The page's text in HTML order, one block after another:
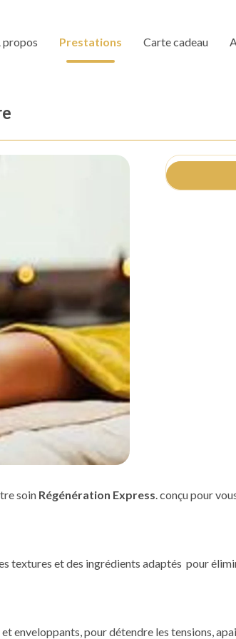
propos Prestations Carte cadeau
soin Régénération Express . conçu pour
textures et des ingrédients adaptés pour
enveloppants, pour détendre les tensions,